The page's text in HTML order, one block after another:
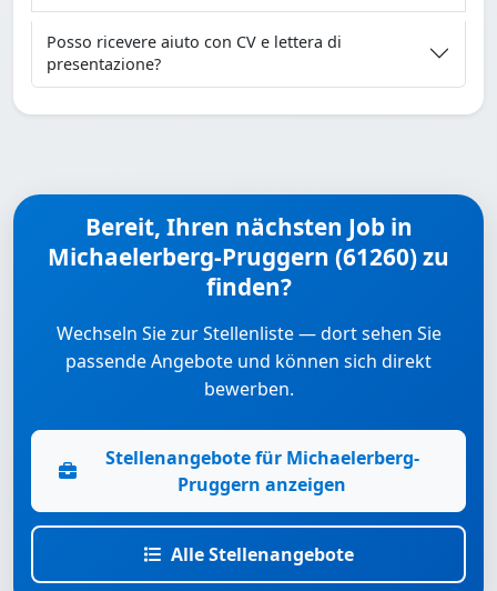
Posso ricevere aiuto con CV e lettera di
presentazione?
Bereit, Ihren nächsten Job in
Michaelerberg-Pruggern (61260) zu
finden?
Wechseln Sie zur Stellenliste — dort sehen Sie
passende Angebote und können sich direkt
bewerben.
Stellenangebote für Michaelerberg-
Pruggern anzeigen
Alle Stellenangebote